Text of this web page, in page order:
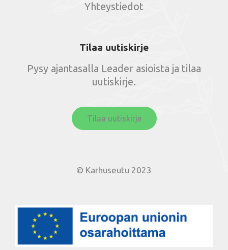
Yhteystiedot
Tilaa uutiskirje
Pysy ajantasalla Leader asioista ja tilaa
uutiskirje.
Tilaa uutiskirje
© Karhuseutu 2023